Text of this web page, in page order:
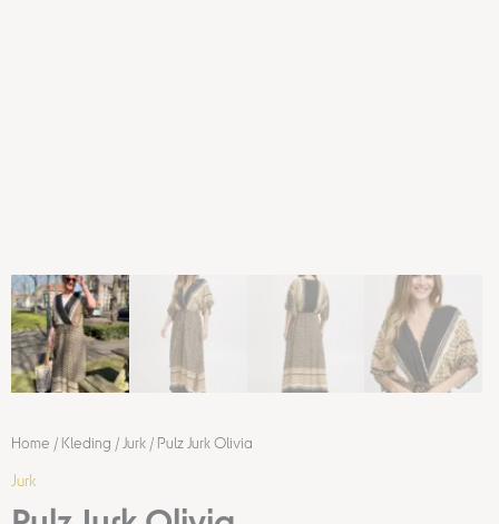
Home / Kleding / Jurk / Pulz Jurk Olivia
Jurk